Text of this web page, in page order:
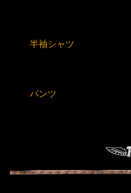
半袖シャツ
パンツ